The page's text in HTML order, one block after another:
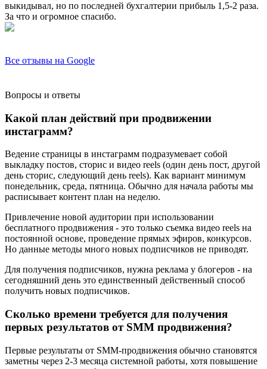
выкидывал, но по последней бухгалтерии прибыль 1,5-2 раза.
За что и огромное спасибо.
Все отзывы на Google
Вопросы и ответы
Какой план действий при продвижении
инстаграмм?
Ведение страницы в инстаграмм подразумевает собой
выкладку постов, сторис и видео reels (один день пост, другой
день сторис, следующий день reels). Как вариант минимум
понедельник, среда, пятница. Обычно для начала работы мы
расписывает контент план на неделю.
Привлечение новой аудитории при использовании
бесплатного продвижения - это только съемка видео reels на
постоянной основе, проведение прямых эфиров, конкурсов.
Но данные методы много новых подписчиков не приводят.
Для получения подписчиков, нужна реклама у блогеров - на
сегодняшний день это единственный действенный способ
получить новых подписчиков.
Сколько времени требуется для получения
первых результатов от SMM продвижения?
Первые результаты от SMM-продвижения обычно становятся
заметны через 2-3 месяца системной работы, хотя повышение